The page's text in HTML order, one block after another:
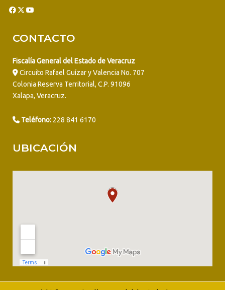
CONTACTO
Fiscalía General del Estado de Veracruz
Circuito Rafael Guízar y Valencia No. 707
Colonia Reserva Territorial, C.P. 91096
Xalapa, Veracruz.
Teléfono: 228 841 6170
UBICACIÓN